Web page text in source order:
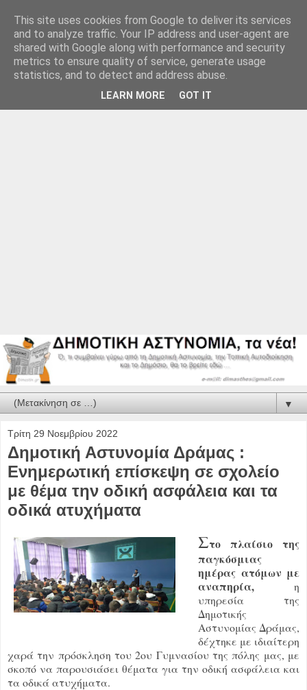
▼
Τρίτη 29 Νοεμβρίου 2022
Δημοτική Αστυνομία Δράμας :
Ενημερωτική επίσκεψη σε σχολείο
με θέμα την οδική ασφάλεια και τα
οδικά ατυχήματα
Στο πλαίσιο της
παγκόσμιας
ημέρας ατόμων με
αναπηρία, η
υπηρεσία της
Δημοτικής
Αστυνομίας Δράμας,
δέχτηκε με ιδιαίτερη
χαρά την πρόσκληση του 2ου Γυμνασίου της πόλης μας, με
σκοπό να παρουσιάσει θέματα για την οδική ασφάλεια και
τα οδικά ατυχήματα.
This site uses cookies from Google to deliver its services
and to analyze traffic. Your IP address and user-agent are
shared with Google along with performance and security
metrics to ensure quality of service, generate usage
statistics, and to detect and address abuse.
LEARN MORE GOT IT